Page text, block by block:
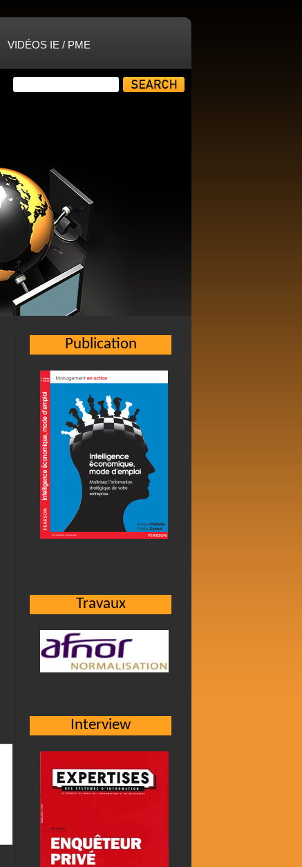
VIDÉOS IE / PME
Publication
Travaux
Interview